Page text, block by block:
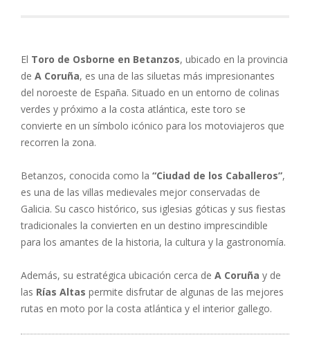
El Toro de Osborne en Betanzos, ubicado en la provincia
de A Coruña, es una de las siluetas más impresionantes
del noroeste de España. Situado en un entorno de colinas
verdes y próximo a la costa atlántica, este toro se
convierte en un símbolo icónico para los motoviajeros que
recorren la zona.
Betanzos, conocida como la “Ciudad de los Caballeros”,
es una de las villas medievales mejor conservadas de
Galicia. Su casco histórico, sus iglesias góticas y sus fiestas
tradicionales la convierten en un destino imprescindible
para los amantes de la historia, la cultura y la gastronomía.
Además, su estratégica ubicación cerca de A Coruña y de
las Rías Altas permite disfrutar de algunas de las mejores
rutas en moto por la costa atlántica y el interior gallego.